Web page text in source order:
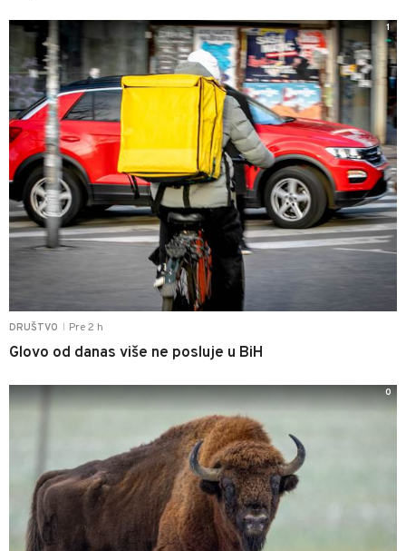
DRUŠTVO Pre 2 h
Glovo od danas više ne posluje u BiH
1
0